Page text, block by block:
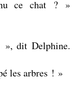
ce chat ? »
», dit Delphine.
les arbres ! »